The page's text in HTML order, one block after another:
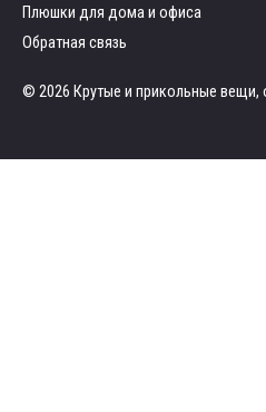
Плюшки для дома и офиса
Обратная связь
© 2026 Крутые и прикольные вещи,